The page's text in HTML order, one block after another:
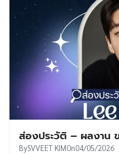
ส่องประวัติ – ผลงาน
BySVVEET KIMOn04/05/2026